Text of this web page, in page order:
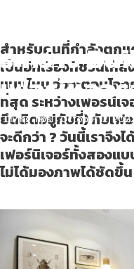
ระหว่าง
เฟอร์นิเจอ
Living Tips October 12,
สำหรับคนที่กำลังตกแ
เป็นอีกเรื่องที่ชวนให้ลั
แบบไหน จึงจะตอบโจ
ที่สุด ระหว่างเฟอร์นิเ
ยึดติดอยู่กับที่) กับเฟ
จะดีกว่า ? วันนี้เราจึง
เฟอร์นิเจอร์ทั้งสองแ
ไม่ได้มองภาพได้ชัดขึ้น